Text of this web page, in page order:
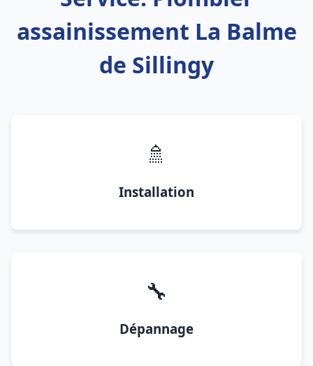
assainissement La Balme
de Sillingy
🚿
Installation
🔧
Dépannage